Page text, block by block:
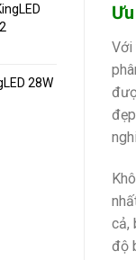
Với
cả,
độ
28W